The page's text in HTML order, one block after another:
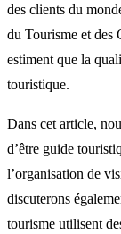
des clients du
du Tourisme et des
estiment que la
touristique.
Dans cet article,
d’être guide
l’organisation de
discuterons
tourisme utilisent